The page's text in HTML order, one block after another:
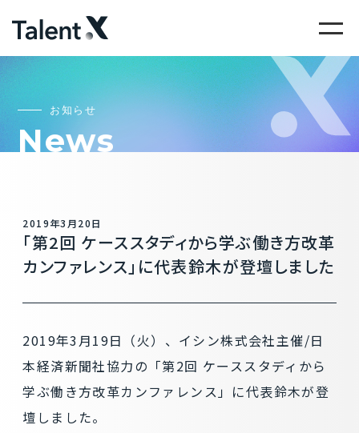
お知らせ
News
2019年3月20日
「第2回 ケーススタディから学ぶ働き方改革
カンファレンス」に代表鈴木が登壇しました
2019年3月19日（火）、イシン株式会社主催/日
本経済新聞社協力の「第2回 ケーススタディから
学ぶ働き方改革カンファレンス」に代表鈴木が登
壇しました。